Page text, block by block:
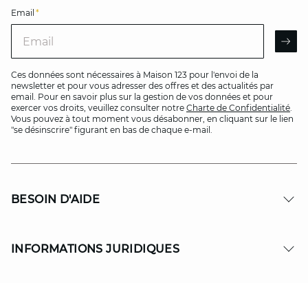
Email *
Ces données sont nécessaires à Maison 123 pour l'envoi de la
newsletter et pour vous adresser des offres et des actualités par
email. Pour en savoir plus sur la gestion de vos données et pour
exercer vos droits, veuillez consulter notre Charte de Confidentialité.
Vous pouvez à tout moment vous désabonner, en cliquant sur le lien
"se désinscrire" figurant en bas de chaque e-mail.
BESOIN D'AIDE
INFORMATIONS JURIDIQUES